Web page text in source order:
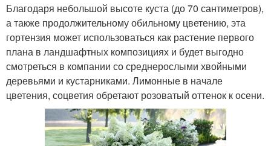
Благодаря небольшой высоте куста (до 70 сантиметров),
а также продолжительному обильному цветению, эта
гортензия может использоваться как растение первого
плана в ландшафтных композициях и будет выгодно
смотреться в компании со среднерослыми хвойными
деревьями и кустарниками. Лимонные в начале
цветения, соцветия обретают розоватый оттенок к осени.